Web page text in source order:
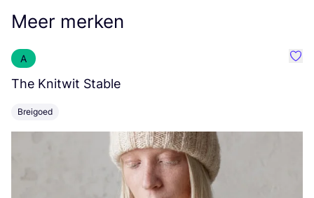
Meer merken
A
The Knitwit Stable
Breigoed